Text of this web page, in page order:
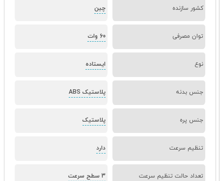
کشور سازنده چین
توان مصرفی 60 وات
نوع ایستاده
جنس بدنه پلاستیک ABS
جنس پره پلاستیک
تنظیم سرعت دارد
تعداد حالت تنظیم سرعت 3 سطح سرعت